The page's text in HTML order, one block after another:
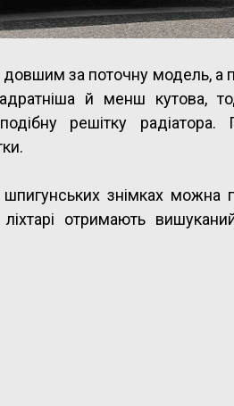
за поточну модель, а
й менш кутова,
решітку радіатора.
знімках можна
отримають